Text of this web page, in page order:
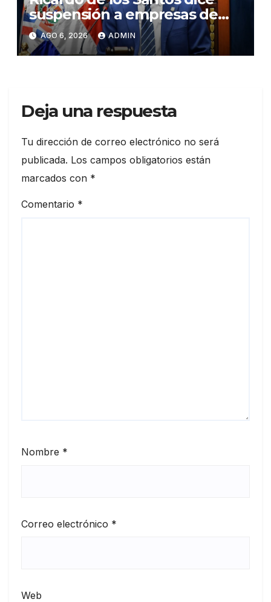
suspensión a empresas de
senadores no es una sanción
AGO 6, 2026 ADMIN
Deja una respuesta
Tu dirección de correo electrónico no será
publicada. Los campos obligatorios están
marcados con *
Comentario *
Nombre *
Correo electrónico *
Web